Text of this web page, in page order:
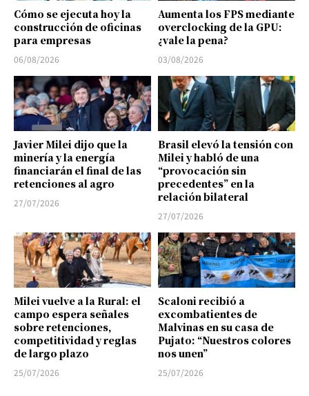
Cómo se ejecuta hoy la
construcción de oficinas
para empresas
06/08/2026
Aumenta los FPS mediante
overclocking de la GPU:
¿vale la pena?
03/08/2026
Javier Milei dijo que la
minería y la energía
financiarán el final de las
retenciones al agro
27/07/2026
Brasil elevó la tensión con
Milei y habló de una
“provocación sin
precedentes” en la
relación bilateral
27/07/2026
Milei vuelve a la Rural: el
campo espera señales
sobre retenciones,
competitividad y reglas
de largo plazo
25/07/2026
Scaloni recibió a
excombatientes de
Malvinas en su casa de
Pujato: “Nuestros colores
nos unen”
25/07/2026